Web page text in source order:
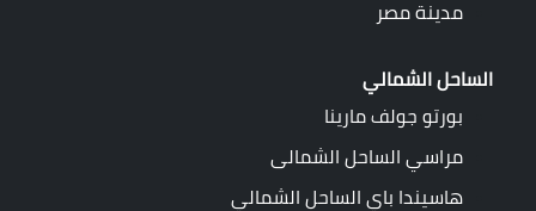
مدينة مصر
الساحل الشمالي
بورتو جولف مارينا
مراسي الساحل الشمالى
هاسيندا باي الساحل الشمالي